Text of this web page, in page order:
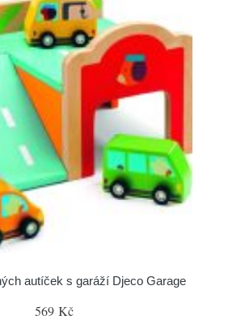
autíček s garáží Djeco Garage
569 Kč